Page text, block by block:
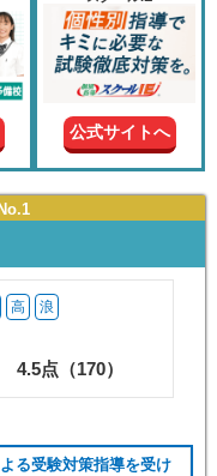
更
公式サイトへ
高 浪
4.5点（170）
る受験対策指導を受け